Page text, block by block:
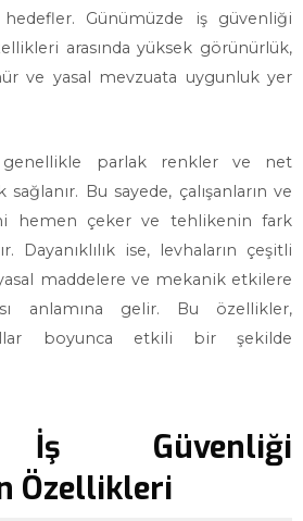
Günümüzde iş güvenliği
arasında yüksek görünürlük,
ve yasal mevzuata uygunluk yer
genellikle parlak renkler ve net
Bu sayede, çalışanların ve
hemen çeker ve tehlikenin fark
Dayanıklılık ise, levhaların çeşitli
maddelere ve mekanik etkilere
anlamına gelir. Bu özellikler,
boyunca etkili bir şekilde
İş Güvenliği
Özellikleri